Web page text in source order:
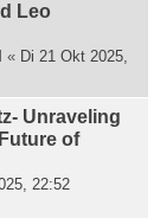
Leo
« Di 21 Okt 2025,
Unraveling
of
22:52